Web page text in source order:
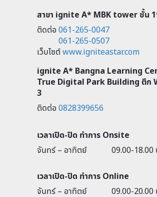
สาขา ignite A* MBK tower ชั้น
ติดต่อ061-265-0047
061-265-0507
เว็บไซต์www.igniteastar.com
ignite A* Bangna Learning
True Digital Park Building ตึก
3
ติดต่อ0828399656
เวลาเปิด-ปิด ทำการ Onsite
จันทร์ – อาทิตย์
09.00-18.00
เวลาเปิด-ปิด ทำการ Online
จันทร์ – อาทิตย์
09.00-20.00